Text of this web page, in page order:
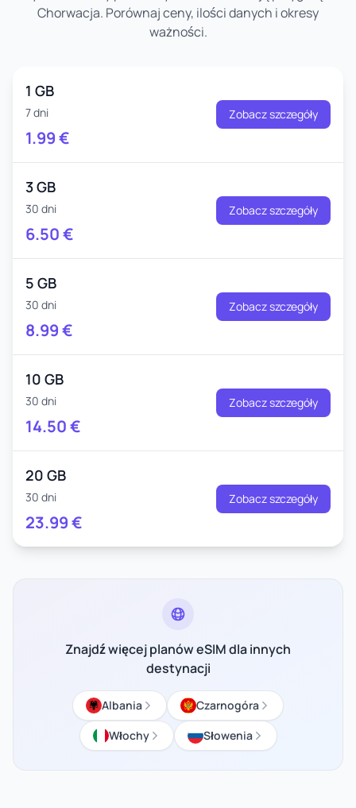
Chorwacja. Porównaj ceny, ilości danych i okresy
ważności.
1 GB
7 dni
1.99€
Zobacz szczegóły
3 GB
30 dni
6.50€
Zobacz szczegóły
5 GB
30 dni
8.99€
Zobacz szczegóły
10 GB
30 dni
14.50€
Zobacz szczegóły
20 GB
30 dni
23.99€
Zobacz szczegóły
Znajdź więcej planów eSIM dla innych
destynacji
Albania
Czarnogóra
Włochy
Słowenia